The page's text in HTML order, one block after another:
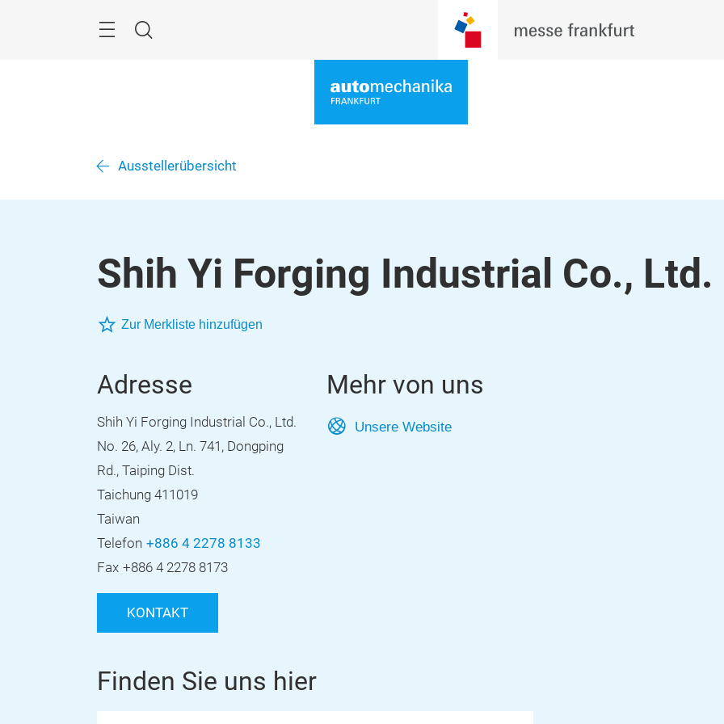
Suche
Ausstellerübersicht
Shih Yi Forging Industrial Co., Ltd.
Zur Merkliste hinzufügen
Adresse
Shih Yi Forging Industrial Co., Ltd.
No. 26, Aly. 2, Ln. 741, Dongping
Rd., Taiping Dist.
Taichung 411019
Taiwan
Telefon +886 4 2278 8133
Fax +886 4 2278 8173
KONTAKT
Mehr von uns
Unsere Website
Finden Sie uns hier